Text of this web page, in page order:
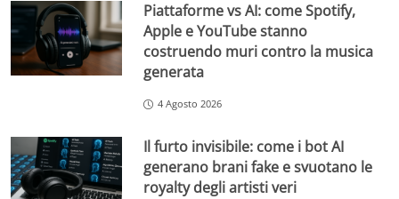
Piattaforme vs AI: come Spotify,
Apple e YouTube stanno
costruendo muri contro la musica
generata
4 Agosto 2026
Il furto invisibile: come i bot AI
generano brani fake e svuotano le
royalty degli artisti veri